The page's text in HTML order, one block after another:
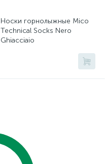
Носки горнолыжные Mico
Technical Socks Nero
Ghiacciaio